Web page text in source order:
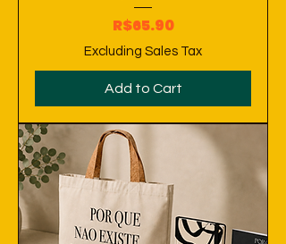
Price
R$65.90
Excluding Sales Tax
Add to Cart